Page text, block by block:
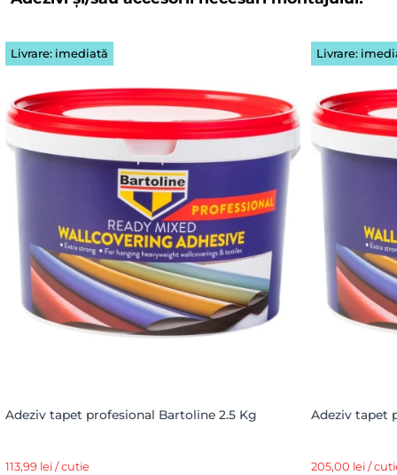
Livrare: imediată
Adeziv tapet profesional Bartoline 2.5 Kg
113,99 lei / cutie
Livrare:
Adeziv tapet
205,00 lei /